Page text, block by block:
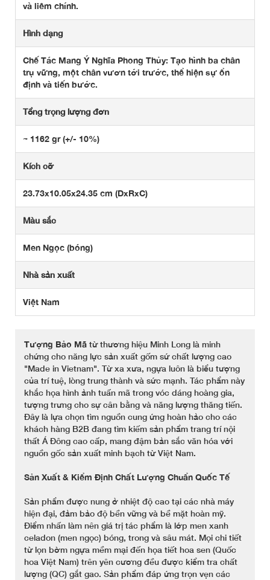
và liêm chính.
Hình dạng
Chế Tác Mang Ý Nghĩa Phong Thủy: Tạo hình ba chân
trụ vững, một chân vươn tới trước, thể hiện sự ổn
định và tiến bước.
Tổng trọng lượng đơn
~ 1162 gr (+/- 10%)
Kích cỡ
23.73x10.05x24.35 cm (DxRxC)
Màu sắc
Men Ngọc (bóng)
Nhà sản xuất
Việt Nam
Tượng Bảo Mã từ thương hiệu Minh Long là minh
chứng cho năng lực sản xuất gốm sứ chất lượng cao
"Made in Vietnam". Từ xa xưa, ngựa luôn là biểu tượng
của trí tuệ, lòng trung thành và sức mạnh. Tác phẩm này
khắc họa hình ảnh tuấn mã trong vóc dáng hoàng gia,
tượng trưng cho sự cân bằng và năng lượng thăng tiến.
Đây là lựa chọn tìm nguồn cung ứng hoàn hảo cho các
khách hàng B2B đang tìm kiếm sản phẩm trang trí nội
thất Á Đông cao cấp, mang đậm bản sắc văn hóa với
nguồn gốc sản xuất minh bạch từ Việt Nam.
Sản Xuất & Kiểm Định Chất Lượng Chuẩn Quốc Tế
Sản phẩm được nung ở nhiệt độ cao tại các nhà máy
hiện đại, đảm bảo độ bền vững và bề mặt hoàn mỹ.
Điểm nhấn làm nên giá trị tác phẩm là lớp men xanh
celadon (men ngọc) bóng, trong và sâu mát. Mọi chi tiết
từ lọn bờm ngựa mềm mại đến họa tiết hoa sen (Quốc
hoa Việt Nam) trên yên cương đều được kiểm tra chất
lượng (QC) gắt gao. Sản phẩm đáp ứng trọn vẹn các